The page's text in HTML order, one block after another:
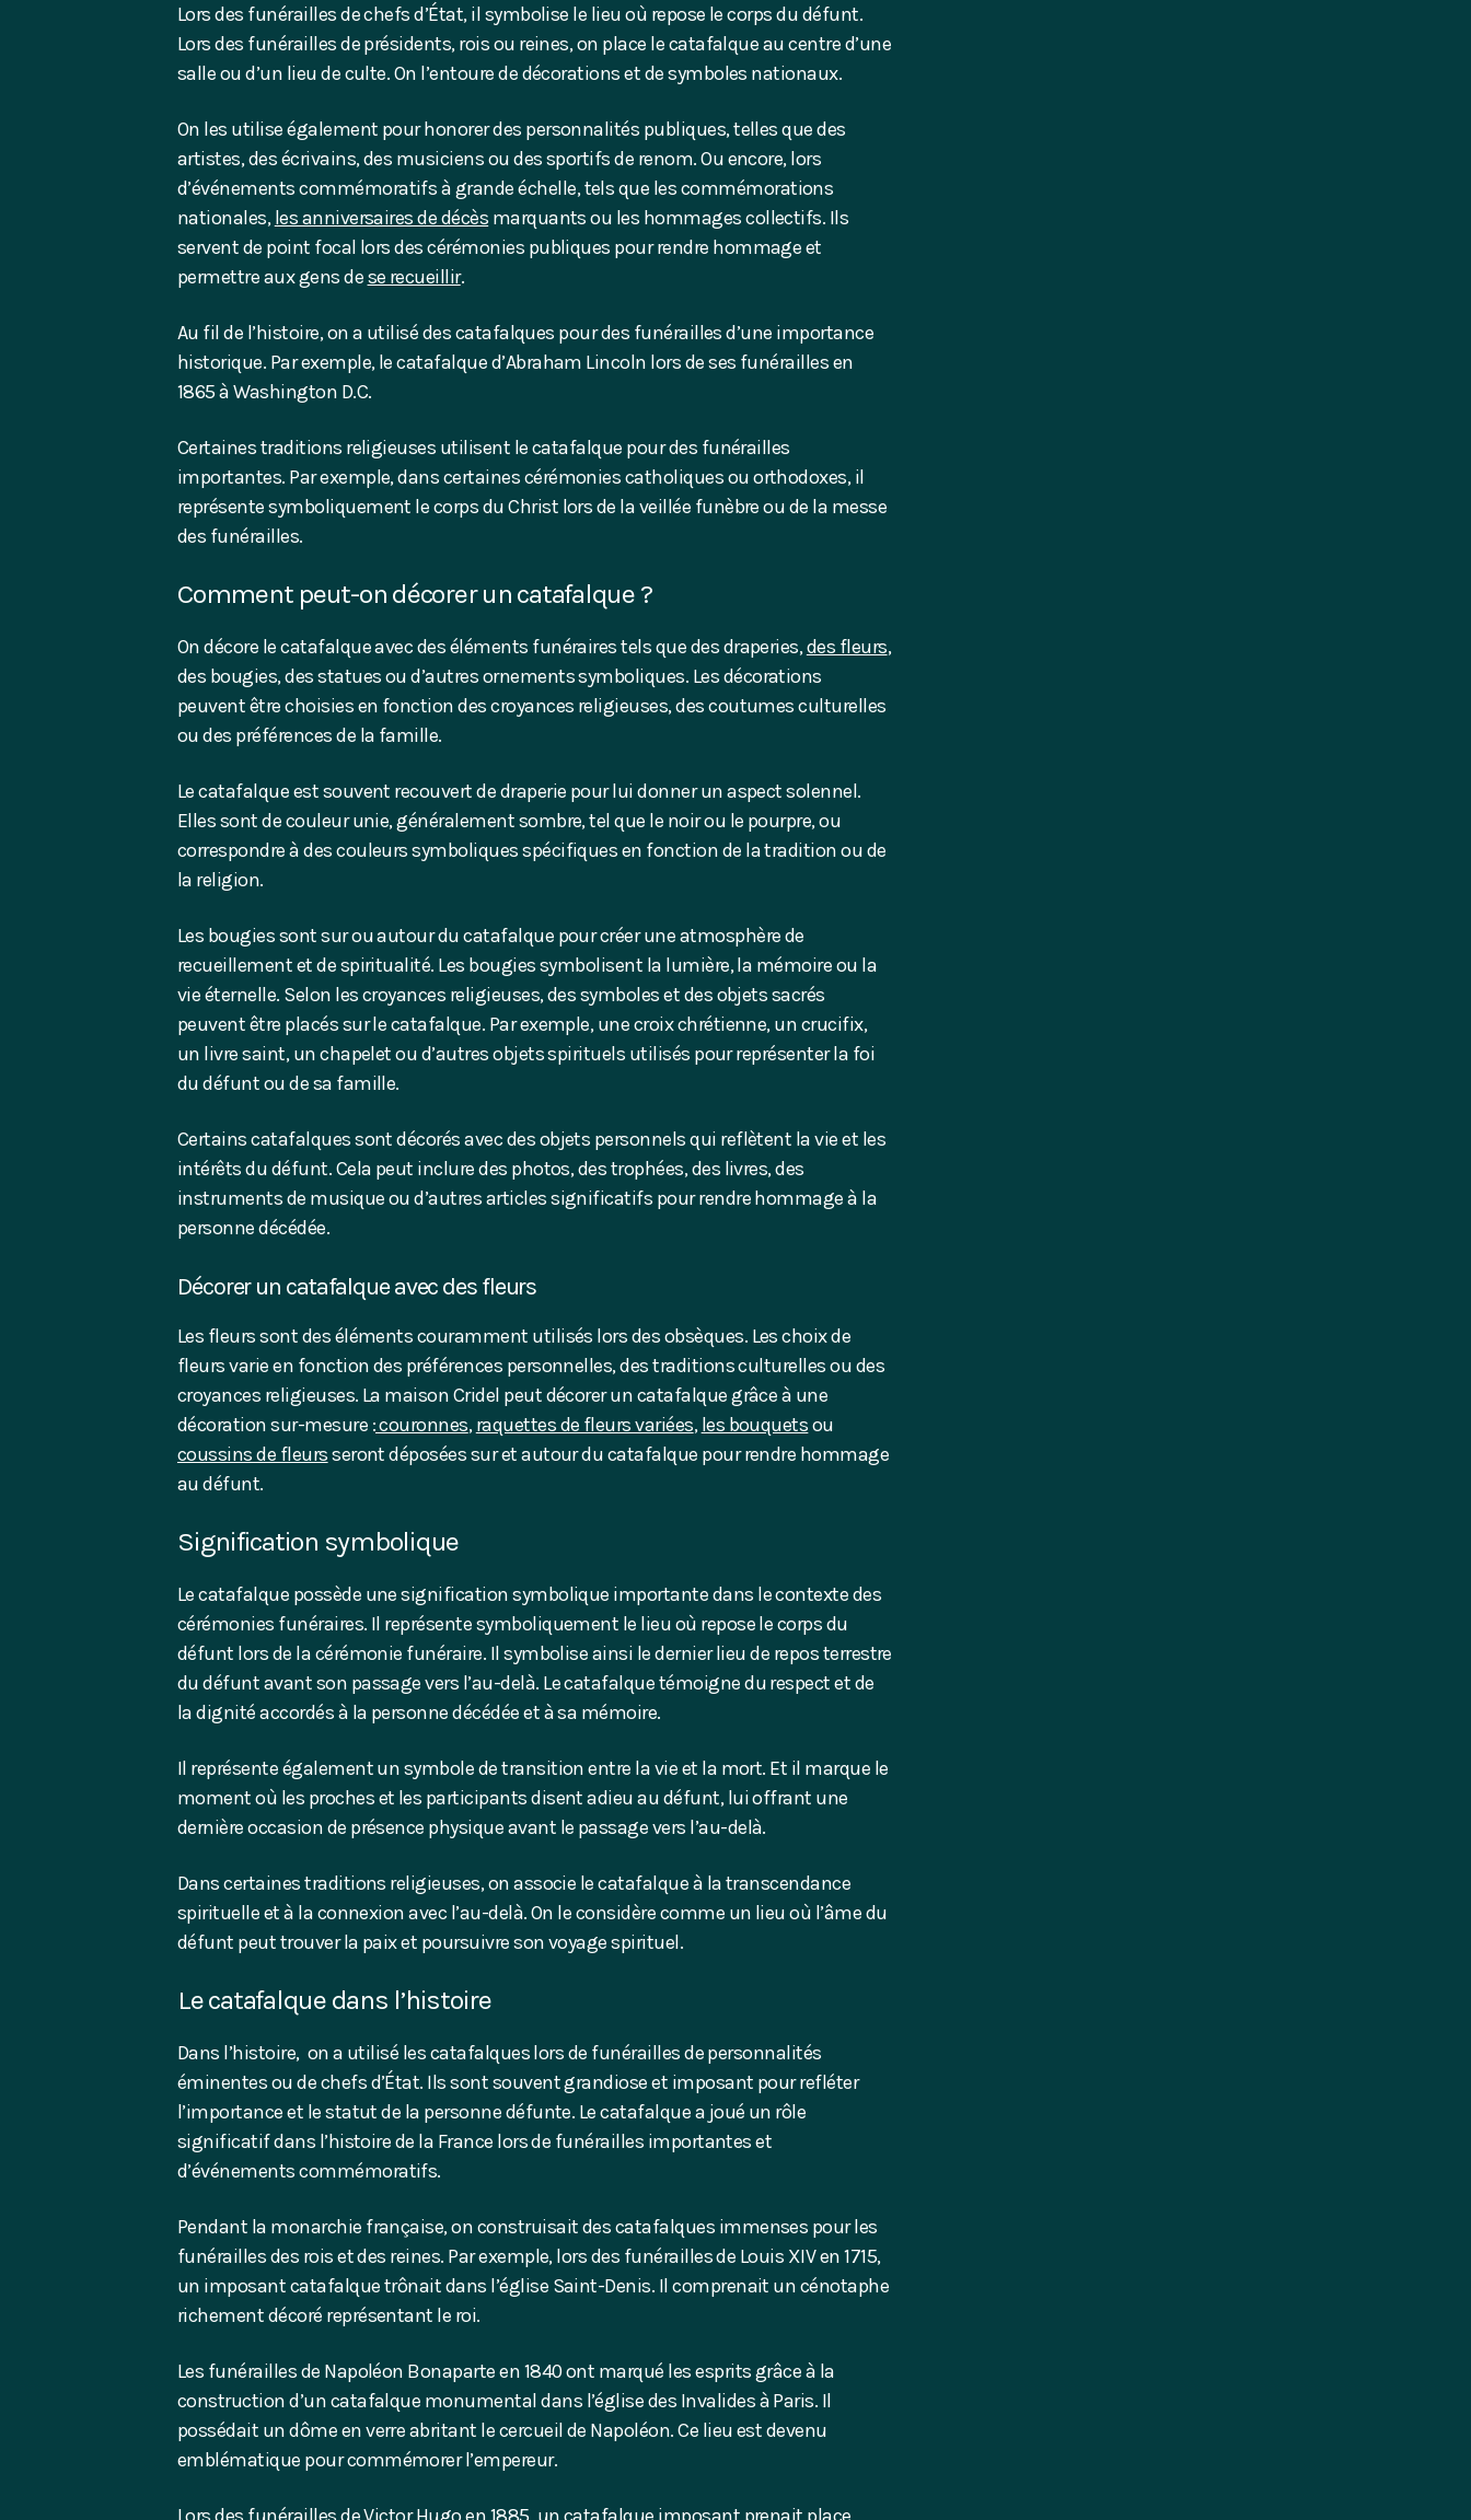
Lors des funérailles de chefs d’État, il symbolise le lieu où repose le corps du défunt.
Lors des funérailles de présidents, rois ou reines, on place le catafalque au centre d’une
salle ou d’un lieu de culte. On l’entoure de décorations et de symboles nationaux.
On les utilise également pour honorer des personnalités publiques, telles que des
artistes, des écrivains, des musiciens ou des sportifs de renom. Ou encore, lors
d’événements commémoratifs à grande échelle, tels que les commémorations
nationales,les anniversaires de décès marquants ou les hommages collectifs. Ils
servent de point focal lors des cérémonies publiques pour rendre hommage et
permettre aux gens dese recueillir.
Au fil de l’histoire, on a utilisé des catafalques pour des funérailles d’une importance
historique. Par exemple, le catafalque d’Abraham Lincoln lors de ses funérailles en
1865 à Washington D.C.
Certaines traditions religieuses utilisent le catafalque pour des funérailles
importantes. Par exemple, dans certaines cérémonies catholiques ou orthodoxes, il
représente symboliquement le corps du Christ lors de la veillée funèbre ou de la messe
des funérailles.
Comment peut-on décorer un catafalque ?
On décore le catafalque avec des éléments funéraires tels que des draperies,des fleurs,
des bougies, des statues ou d’autres ornements symboliques. Les décorations
peuvent être choisies en fonction des croyances religieuses, des coutumes culturelles
ou des préférences de la famille.
Le catafalque est souvent recouvert de draperie pour lui donner un aspect solennel.
Elles sont de couleur unie, généralement sombre, tel que le noir ou le pourpre, ou
correspondre à des couleurs symboliques spécifiques en fonction de la tradition ou de
la religion.
Les bougies sont sur ou autour du catafalque pour créer une atmosphère de
recueillement et de spiritualité. Les bougies symbolisent la lumière, la mémoire ou la
vie éternelle. Selon les croyances religieuses, des symboles et des objets sacrés
peuvent être placés sur le catafalque. Par exemple, une croix chrétienne, un crucifix,
un livre saint, un chapelet ou d’autres objets spirituels utilisés pour représenter la foi
du défunt ou de sa famille.
Certains catafalques sont décorés avec des objets personnels qui reflètent la vie et les
intérêts du défunt. Cela peut inclure des photos, des trophées, des livres, des
instruments de musique ou d’autres articles significatifs pour rendre hommage à la
personne décédée.
Décorer un catafalque avec des fleurs
Les fleurs sont des éléments couramment utilisés lors des obsèques. Les choix de
fleurs varie en fonction des préférences personnelles, des traditions culturelles ou des
croyances religieuses. La maison Cridel peut décorer un catafalque grâce à une
décoration sur-mesure :couronnes,raquettes de fleurs variées,les bouquetsou
coussins de fleursseront déposées sur et autour du catafalque pour rendre hommage
au défunt.
Signification symbolique
Le catafalque possède une signification symbolique importante dans le contexte des
cérémonies funéraires. Il représente symboliquement le lieu où repose le corps du
défunt lors de la cérémonie funéraire. Il symbolise ainsi le dernier lieu de repos terrestre
du défunt avant son passage vers l’au-delà. Le catafalque témoigne du respect et de
la dignité accordés à la personne décédée et à sa mémoire.
Il représente également un symbole de transition entre la vie et la mort. Et il marque le
moment où les proches et les participants disent adieu au défunt, lui offrant une
dernière occasion de présence physique avant le passage vers l’au-delà.
Dans certaines traditions religieuses, on associe le catafalque à la transcendance
spirituelle et à la connexion avec l’au-delà. On le considère comme un lieu où l’âme du
défunt peut trouver la paix et poursuivre son voyage spirituel.
Le catafalque dans l’histoire
Dans l’histoire, on a utilisé les catafalques lors de funérailles de personnalités
éminentes ou de chefs d’État. Ils sont souvent grandiose et imposant pour refléter
l’importance et le statut de la personne défunte. Le catafalque a joué un rôle
significatif dans l’histoire de la France lors de funérailles importantes et
d’événements commémoratifs.
Pendant la monarchie française, on construisait des catafalques immenses pour les
funérailles des rois et des reines. Par exemple, lors des funérailles de Louis XIV en 1715,
un imposant catafalque trônait dans l’église Saint-Denis. Il comprenait un cénotaphe
richement décoré représentant le roi.
Les funérailles de Napoléon Bonaparte en 1840 ont marqué les esprits grâce à la
construction d’un catafalque monumental dans l’église des Invalides à Paris. Il
possédait un dôme en verre abritant le cercueil de Napoléon. Ce lieu est devenu
emblématique pour commémorer l’empereur.